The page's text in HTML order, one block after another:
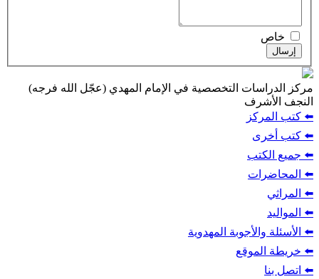
التخصصية في الإمام المهدي (عجّل الله فرجه)
المهدوية